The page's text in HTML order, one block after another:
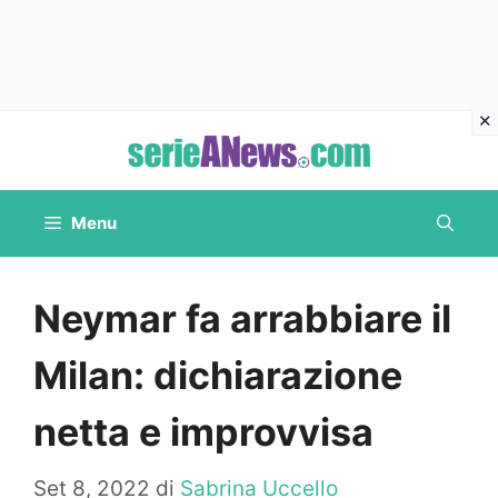
contenuto
Menu
Neymar fa arrabbiare il
Milan: dichiarazione
netta e improvvisa
Set 8, 2022 di Sabrina Uccello